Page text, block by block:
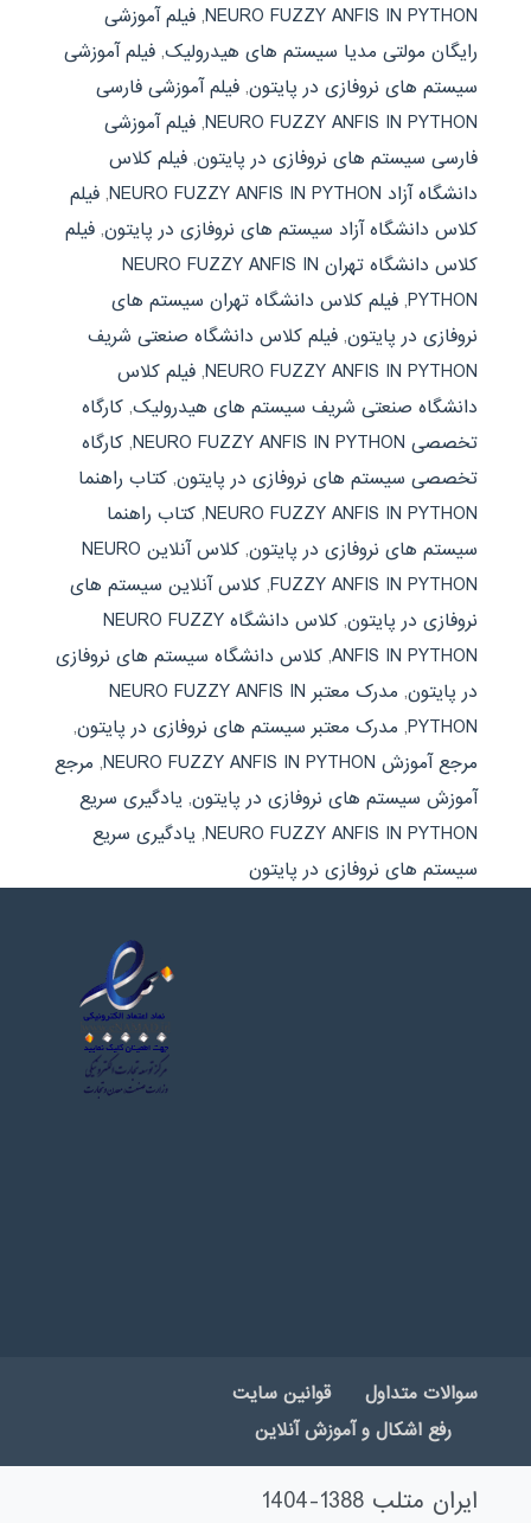
NEURO FUZZY ANFIS IN PYTHON
, فیلم آموزشی
رایگان مولتی مدیا سیستم های هیدرولیک, فیلم آموزشی
سیستم های نروفازی در پایتون, فیلم آموزشی فارسی
NEURO FUZZY ANFIS IN PYTHON
, فیلم آموزشی
فارسی سیستم های نروفازی در پایتون, فیلم کلاس
دانشگاه آزاد NEURO FUZZY ANFIS IN PYTHON
, فیلم
کلاس دانشگاه آزاد سیستم های نروفازی در پایتون, فیلم
کلاس دانشگاه تهران NEURO FUZZY ANFIS IN
PYTHON
, فیلم کلاس دانشگاه تهران سیستم های
نروفازی در پایتون, فیلم کلاس دانشگاه صنعتی شریف
NEURO FUZZY ANFIS IN PYTHON
, فیلم کلاس
دانشگاه صنعتی شریف سیستم های هیدرولیک, کارگاه
تخصصی NEURO FUZZY ANFIS IN PYTHON
, کارگاه
تخصصی سیستم های نروفازی در پایتون, کتاب راهنما
NEURO FUZZY ANFIS IN PYTHON
, کتاب راهنما
سیستم های نروفازی در پایتون,
کلاس آنلاین NEURO
FUZZY ANFIS IN PYTHON
, کلاس آنلاین سیستم های
نروفازی در پایتون,
کلاس دانشگاه NEURO FUZZY
ANFIS IN PYTHON
, کلاس دانشگاه سیستم های نروفازی
در پایتون,
مدرک معتبر NEURO FUZZY ANFIS IN
PYTHON
, مدرک معتبر سیستم های نروفازی در پایتون,
مرجع آموزش NEURO FUZZY ANFIS IN PYTHON
, مرجع
آموزش سیستم های نروفازی در پایتون, یادگیری سریع
NEURO FUZZY ANFIS IN PYTHON
, یادگیری سریع
سیستم های نروفازی در پایتون
سوالات متداول
قوانین سایت
رفع اشکال و آموزش آنلاین
ایران متلب 1388-1404